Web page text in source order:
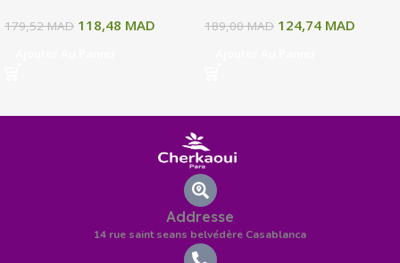
179,52MAD 118,48 MAD 189,00MAD 124,74 MAD
Addresse
14 rue saint seans belvédère Casablanca